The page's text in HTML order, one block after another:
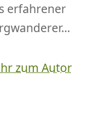
erfahrener
zum Autor